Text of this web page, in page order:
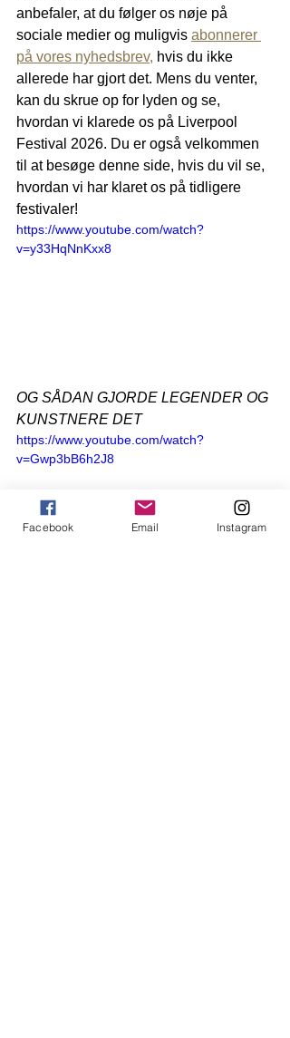
anbefaler, at du følger os nøje på
sociale medier og muligvis abonnerer
på vores nyhedsbrev, hvis du ikke
allerede har gjort det. Mens du venter,
kan du skrue op for lyden og se,
hvordan vi klarede os på Liverpool
Festival 2026. Du er også velkommen
til at besøge denne side, hvis du vil se,
hvordan vi har klaret os på tidligere
festivaler!
https://www.youtube.com/watch?
v=y33HqNnKxx8
OG SÅDAN GJORDE LEGENDER OG
KUNSTNERE DET
https://www.youtube.com/watch?
v=Gwp3bB6h2J8
Facebook Email Instagram